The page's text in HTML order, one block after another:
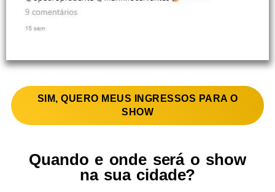
SIM, QUERO MEUS INGRESSOS PARA O
SHOW
Quando e onde será o show
na sua cidade?